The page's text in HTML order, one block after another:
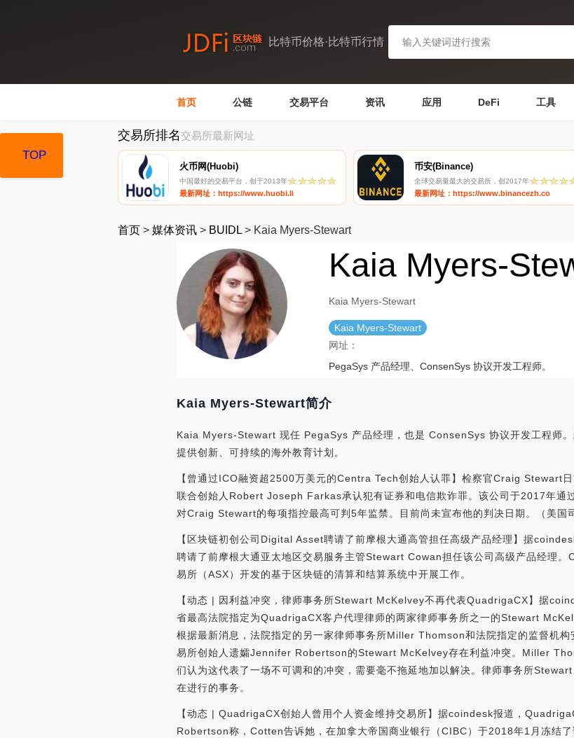
比特币价格·比特币行情
首页 公链 交易平台 资讯 应用 DeFi 工具
交易所排名交易所最新网址
火币网(Huobi)
中国最好的交易平台，创于2013年
最新网址：https://www.huobi.li
币安(Binance)
全球交易量最大的交易所，创2017年
最新网址：https://www.binancezh.co
首页 > 媒体资讯 > BUIDL > Kaia Myers-Stewart
Kaia Myers-
Kaia Myers-Stewart
Kaia Myers-Stewart
网址：
PegaSys 产品经理、ConsenSys 协议开发工程师。
Kaia Myers-Stewart简介
Kaia Myers-Stewart 现任 PegaSys 产品经理，也是 ConsenSys 协议开发工程师
提供创新、可持续的海外教育计划。
【曾通过ICO融资超2500万美元的Centra Tech创始人认罪】检察官Craig Stewart
联合创始人Robert Joseph Farkas承认犯有证券和电信欺诈罪。该公司于2017年通
对Craig Stewart的每项指控最高可判5年监禁。目前尚未宣布他的判决日期。（美国
【区块链初创公司Digital Asset聘请了前摩根大通高管担任高级产品经理】据
聘请了前摩根大通亚太地区交易服务主管Stewart Cowan担任该公司高级产品经理。
易所（ASX）开发的基于区块链的清算和结算系统中开展工作。
【动态 | 因利益冲突，律师事务所Stewart McKelvey不再代表QuadrigaCX】据
省最高法院指定为QuadrigaCX客户代理律师的两家律师事务所之一的Stewart
根据最新消息，法院指定的另一家律师事务所Miller Thomson和法院指定的监督机
易所创始人遗孀Jennifer Robertson的Stewart McKelvey存在利益冲突。Miller
们认为这代表了一场不可调和的冲突，需要毫不拖延地加以解决。律师事务所
在进行的事务。
【动态 | QuadrigaCX创始人曾用个人资金维持交易所】据coindesk报道，
Robertson称，Cotten告诉她，在加拿大帝国商业银行（CIBC）于2018年1月冻结
TOP
TOP